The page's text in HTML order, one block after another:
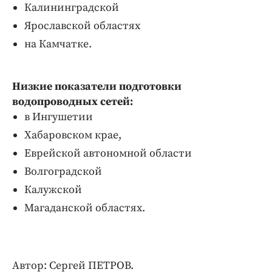
Калининградской
Ярославской областях
на Камчатке.
Низкие показатели подготовки
водопроводных сетей:
в Ингушетии
Хабаровском крае,
Еврейской автономной области
Волгоградской
Калужской
Магаданской областях.
Автор: Сергей ПЕТРОВ.